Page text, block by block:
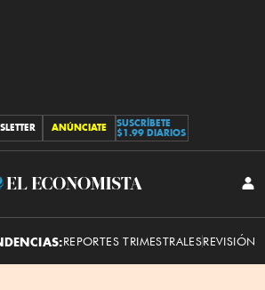
ANÚNCIATE
SUSCRÍBETE
$1.99 DIARIOS
El
REPORTES TRIMESTRALESREVISIÓN